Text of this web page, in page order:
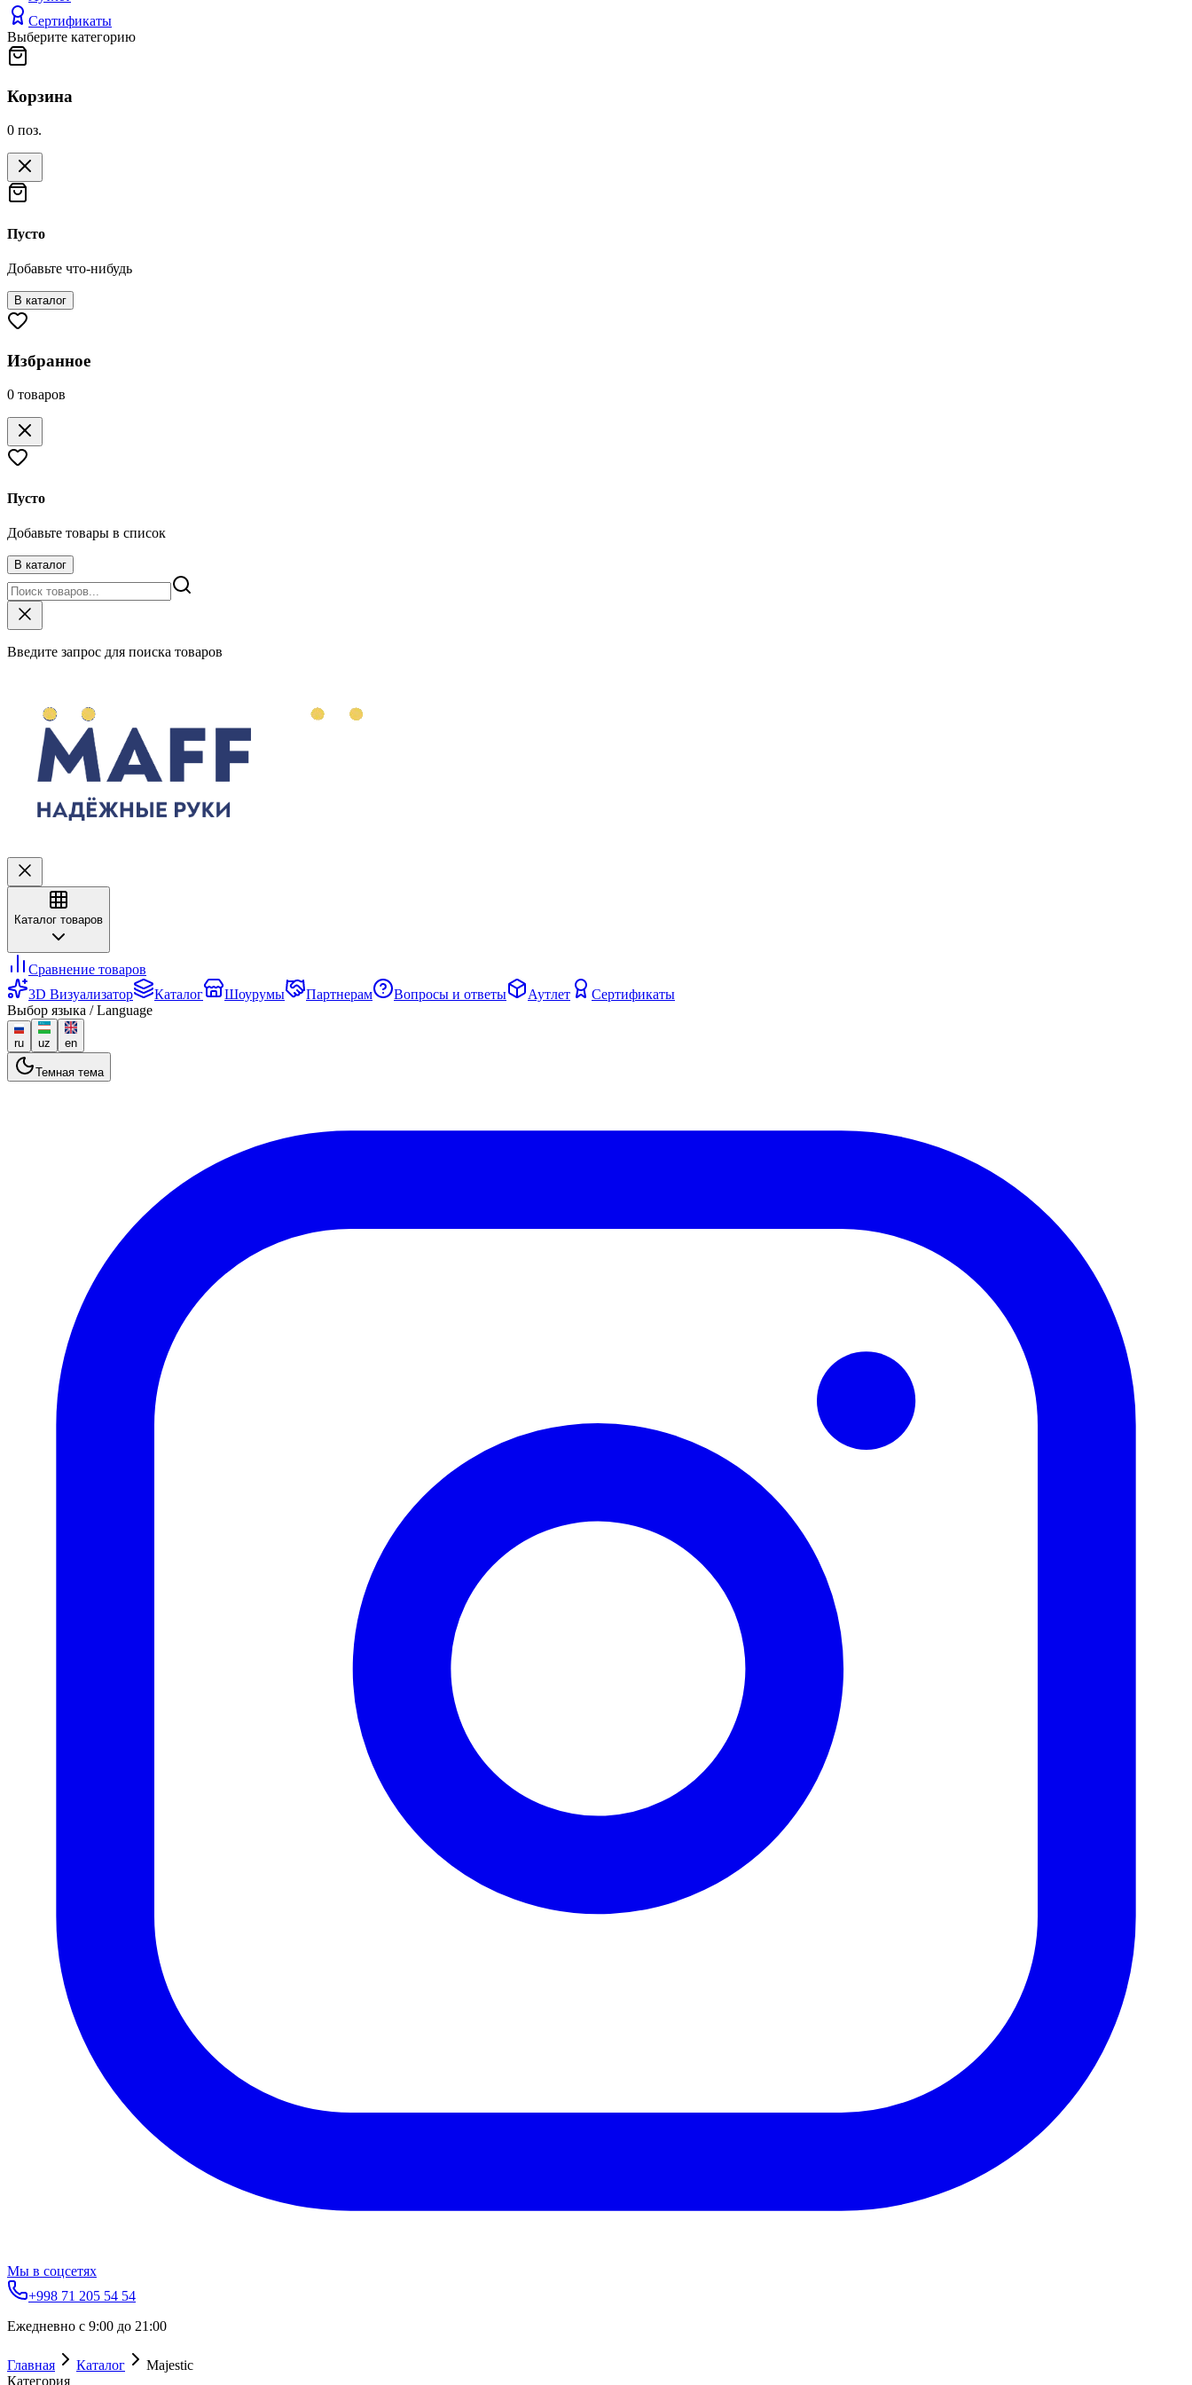
Сертификаты
Выберите категорию
Корзина
0 поз.
Пусто
Добавьте что-нибудь
В каталог
Избранное
0 товаров
Пусто
Добавьте товары в список
В каталог
Введите запрос для поиска товаров
Каталог товаров
Сравнение товаров
3D Визуализатор
Каталог Шоурумы Партнерам Вопросы и ответы Аутлет
Сертификаты
Выбор языка / Language
ru uz en
Темная тема
Мы в соцсетях
+998 71 205 54 54
Ежедневно с 9:00 до 21:00
Главная Каталог
Majestic
Категория